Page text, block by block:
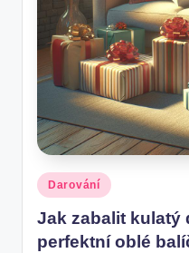
Posted
in
Darování
Jak zabalit kulatý
perfektní oblé